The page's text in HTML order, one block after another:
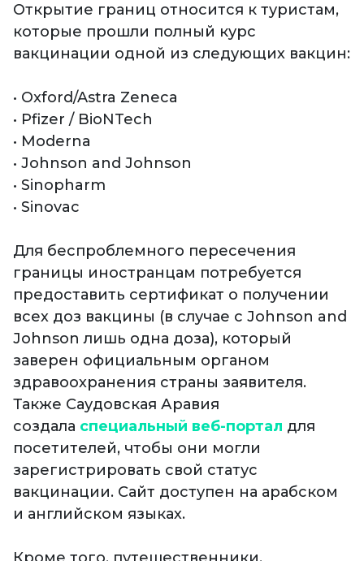
Открытие границ относится к туристам,
которые прошли полный курс
вакцинации одной из следующих вакцин:
• Oxford/Astra Zeneca
• Pfizer / BioNTech
• Moderna
• Johnson and Johnson
• Sinopharm
• Sinovac
Для беспроблемного пересечения
границы иностранцам потребуется
предоставить сертификат о получении
всех доз вакцины (в случае с Johnson and
Johnson лишь одна доза), который
заверен официальным органом
здравоохранения страны заявителя.
Также Саудовская Аравия
создала специальный веб-портал для
посетителей, чтобы они могли
зарегистрировать свой статус
вакцинации. Сайт доступен на арабском
и английском языках.